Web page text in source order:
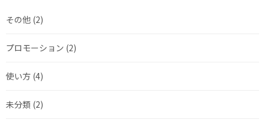
その他 (2)
プロモーション (2)
使い方 (4)
未分類 (2)